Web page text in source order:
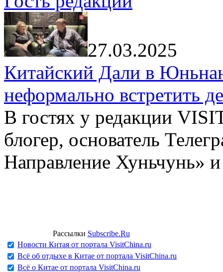
27.03.2025
Китайский Дали в
неформально встретить
В гостях у редакции
блогер, основатель
Направление Хуньчунь»
Рассылки Subscribe.Ru
Новости Китая от портала VisitChina.ru
Всё об отдыхе в Китае от портала VisitChina.ru
Всё о Китае от портала VisitChina.ru